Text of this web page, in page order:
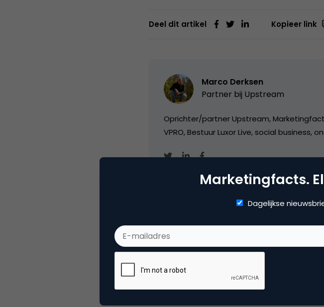
Deel dit artikel Kopieer link
Marco Derksen
Partner bij Upstream
Oprichter/partner Upstream,
VPRO, Bestuur Luxor Live, social business,
Plaats reactie
Marketingfacts.
Dagelijkse